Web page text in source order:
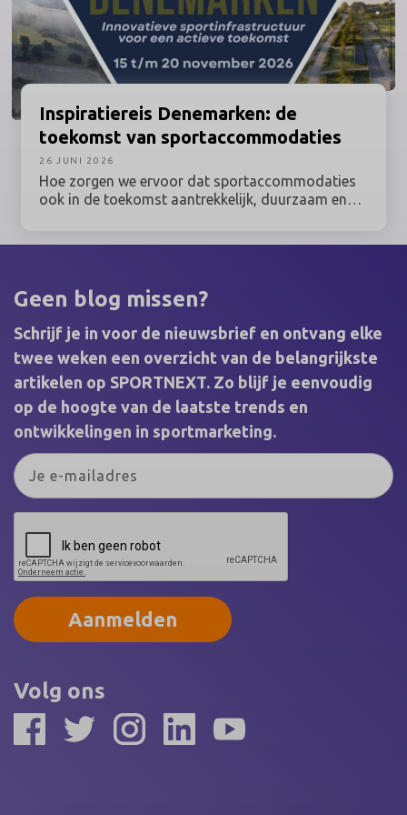
kan alles vertellen over de nieuwste Nike-modellen
die we nu op het WK zien.
Inspiratiereis Denemarken: de
toekomst van sportaccommodaties
Hoe zorgen we ervoor dat sportaccommodaties
ook in de toekomst aantrekkelijk, duurzaam en
omgaat met actuele vraagstukken rondom sport,
bewegen, ruimtegebruik en duurzaamheid.
26 JUNI 2026
Geen blog missen?
Schrijf je in voor de nieuwsbrief en ontvang elke
twee weken een overzicht van de belangrijkste
artikelen op SPORTNEXT. Zo blijf je eenvoudig
op de hoogte van de laatste trends en
ontwikkelingen in sportmarketing.
Aanmelden
Volg ons